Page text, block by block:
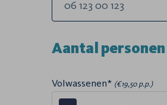
Aantal personen
Volwassenen* (€19,50 p.p.)